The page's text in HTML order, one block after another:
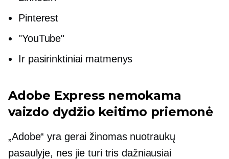
Pinterest
"YouTube"
Ir pasirinktiniai matmenys
Adobe Express nemokama
vaizdo dydžio keitimo priemonė
„Adobe“ yra gerai žinomasnuotraukų
pasaulyje, nes jie turi tris dažniausiai